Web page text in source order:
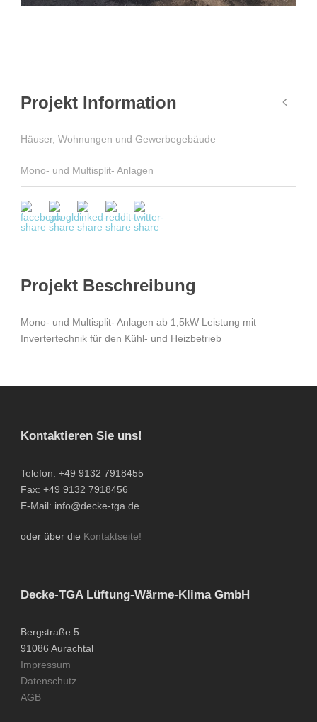
Projekt Information
Häuser, Wohnungen und Gewerbegebäude
Mono- und Multisplit- Anlagen
Projekt Beschreibung
Mono- und Multisplit- Anlagen ab 1,5kW Leistung mit
Invertertechnik für den Kühl- und Heizbetrieb
Kontaktieren Sie uns!
Telefon: +49 9132 7918455
Fax: +49 9132 7918456
E-Mail: info@decke-tga.de
oder über die Kontaktseite!
Decke-TGA Lüftung-Wärme-Klima GmbH
Bergstraße 5
91086 Aurachtal
Impressum
Datenschutz
AGB